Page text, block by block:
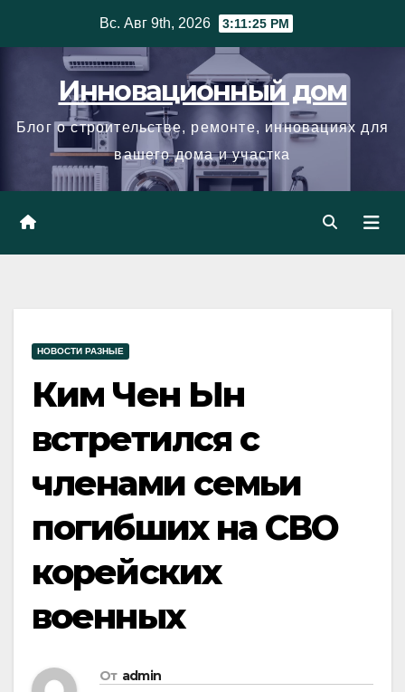
Вс. Авг 9th, 2026 3:11:26 PM
Инновационный дом
Блог о строительстве, ремонте, инновациях для
вашего дома и участка
НОВОСТИ РАЗНЫЕ
Ким Чен Ын
встретился с
членами семьи
погибших на СВО
корейских
военных
От admin